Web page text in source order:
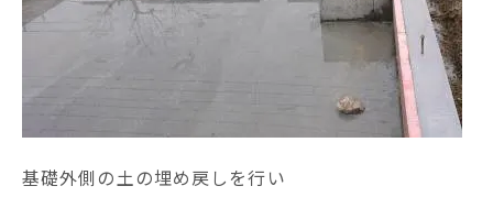
基礎外側の土の埋め戻しを行い